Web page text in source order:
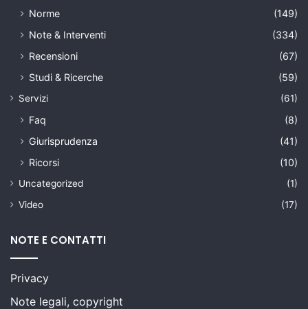
Norme
(149)
Note & Interventi
(334)
Recensioni
(67)
Studi & Ricerche
(59)
Servizi (61)
Faq
(8)
Giurisprudenza
(41)
Ricorsi
(10)
Uncategorized
(1)
Video
(17)
NOTE E CONTATTI
Privacy
Note legali, copyright